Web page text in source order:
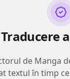
Traducere
de Manga
textul în timp